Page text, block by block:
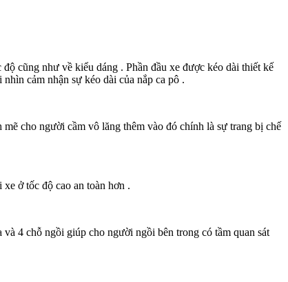
cũng như về kiểu dáng . Phần đầu xe được kéo dài thiết kế
cảm nhận sự kéo dài của nắp ca pô .
cho người cầm vô lăng thêm vào đó chính là sự trang bị chế
ở tốc độ cao an toàn hơn .
4 chỗ ngồi giúp cho người ngồi bên trong có tầm quan sát